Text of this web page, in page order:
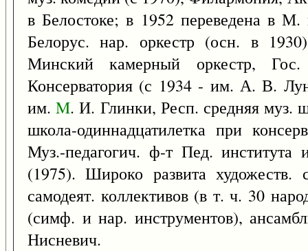
в Белостоке; в 1952 переведена в
Белорус. нар. оркестр (осн. в
Минский камерный оркестр,
Консерватория (с 1934 - им. А. В.
им.M. И. Глинки, Респ. средняя муз.
школа-одиннадцатилетка при
Муз.-педагогич. ф-т Пед.
(1975). Широко развита художеств.
самодеят. коллективов (в т. ч. 30
(симф. и нар. инструментов),
Нисневич.